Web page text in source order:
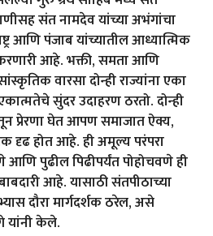
संत नामदेव यांच्या अभंगांचा
आणि पंजाब यांच्यातील आध्यात्मिक
आहे. भक्ती, समता आणि
वारसा दोन्ही राज्यांना एका
सुंदर उदाहरण ठरतो. दोन्ही
प्रेरणा घेत आपण समाजात ऐक्य,
दृढ होत आहे. ही अमूल्य परंपरा
पुढील पिढीपर्यंत पोहोचवणे ही
आहे. यासाठी संतपीठाच्या
दौरा मार्गदर्शक ठरेल, असे
यांनी केले.